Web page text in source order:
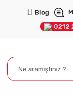
Blog
0212